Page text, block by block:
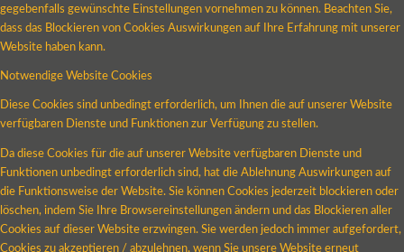
gegebenfalls gewünschte Einstellungen vornehmen zu können. Beachten Sie,
dass das Blockieren von Cookies Auswirkungen auf Ihre Erfahrung mit unserer
Website haben kann.
Notwendige Website Cookies
Diese Cookies sind unbedingt erforderlich, um Ihnen die auf unserer Website
verfügbaren Dienste und Funktionen zur Verfügung zu stellen.
Da diese Cookies für die auf unserer Website verfügbaren Dienste und
Funktionen unbedingt erforderlich sind, hat die Ablehnung Auswirkungen auf
die Funktionsweise der Website. Sie können Cookies jederzeit blockieren oder
löschen, indem Sie Ihre Browsereinstellungen ändern und das Blockieren aller
Cookies auf dieser Website erzwingen. Sie werden jedoch immer aufgefordert,
Cookies zu akzeptieren / abzulehnen, wenn Sie unsere Website erneut